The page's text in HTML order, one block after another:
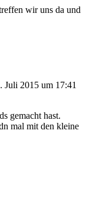
wir uns da und
Juli 2015 um 17:41
gemacht hast.
mal mit den kleine